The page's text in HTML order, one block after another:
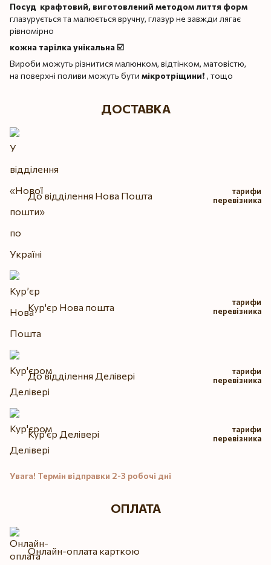
Посуд крафтовий, виготовлений методом лиття форм
глазурується та малюється вручну, глазур не завжди лягає
рівномірно
кожна тарілка унікальна ☑️
Вироби можуть різнитися малюнком, відтінком, матовістю,
на поверхні поливи можуть бути мікротріщини❗️ , тощо
ДОСТАВКА
До відділення Нова Пошта
тарифи
перевізника
Кур'єр Нова пошта
тарифи
перевізника
До відділення Делівері
тарифи
перевізника
Кур'єр Делівері
тарифи
перевізника
Увага! Термін відправки 2-3 робочі дні
ОПЛАТА
Онлайн-оплата карткою